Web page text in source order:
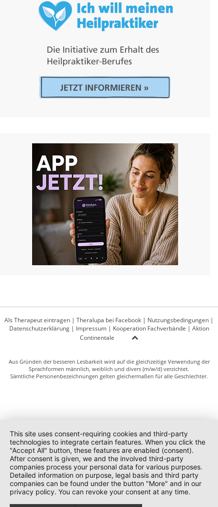
Als Therapeut eintragen | Theralupa bei Facebook | Nutzungsbedingungen |
Datenschutzerklärung| Impressum| Kooperation Fachverbände | Aktion
Continentale
Aus Gründen der besseren Lesbarkeit wird auf die gleichzeitige Verwendung der
Sprachformen männlich, weiblich und divers (m/w/d) verzichtet.
Sämtliche Personenbezeichnungen gelten gleichermaßen für alle Geschlechter.
This site uses consent-requiring cookies and third-party
technologies to integrate certain features. When you click the
"Accept All" button, these features are enabled (consent).
After consent is given, we and the involved third-party
companies process your personal data for various purposes.
Detailed information on purpose, legal basis and third party
companies can be found under the button "More" and in our
privacy policy. You can revoke your consent at any time.